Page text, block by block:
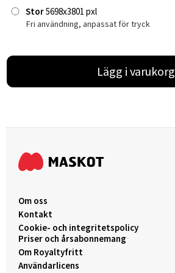
Stor5698x3801 pxl
Fri användning, anpassat för tryck
Lägg i varukorg
Om oss
Kontakt
Cookie- och integritetspolicy
Priser och årsabonnemang
Om Royaltyfritt
Användarlicens